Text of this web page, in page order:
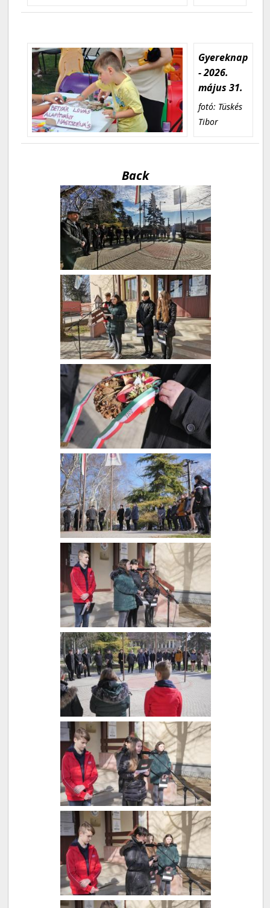
Gyereknap
- 2026.
május 31.
fotó: Tüskés
Tibor
Back